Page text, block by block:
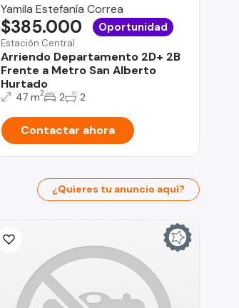
Yamila Estefanía Correa
Estación Central
Arriendo Departamento 2D+ 2B
Frente a Metro San Alberto
Hurtado
$385.000 Oportunidad
47 m2 2 2
Contactar ahora
¿Quieres tu anuncio aquí?